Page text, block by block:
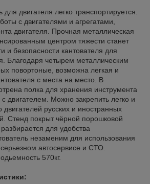
двигателя легко транспортируется.
с двигателями и агрегатами,
двигателя. Прочная металлическая
центром тяжести станет
и безопасности кантователя для
Благодаря четырем металлическим
повортоные, возможна легкая и
с места на место. В
полка для хранения инструмента
двигателем. Можно закрепить легко и
русских и иностранных
Стенд покрыт чёрной порошковой
для удобства
незаменим для использования
автосервисе и СТО.
570кг.